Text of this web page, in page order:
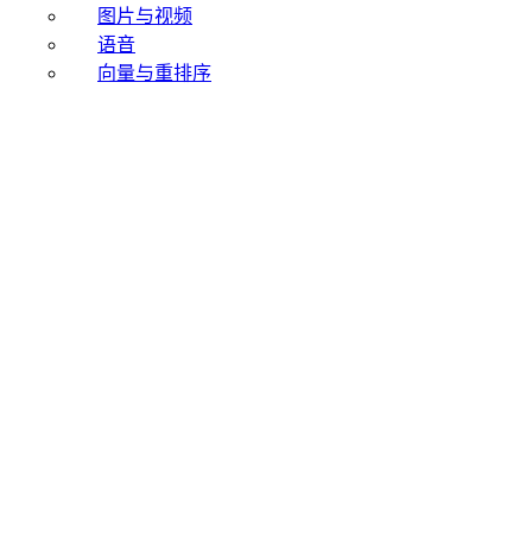
图片与视频
语音
向量与重排序